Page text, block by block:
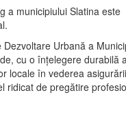
a municipiului Slatina este
Urbană a
cu o înţelegere durabilă
locale în vederea
ridicat de pregătire